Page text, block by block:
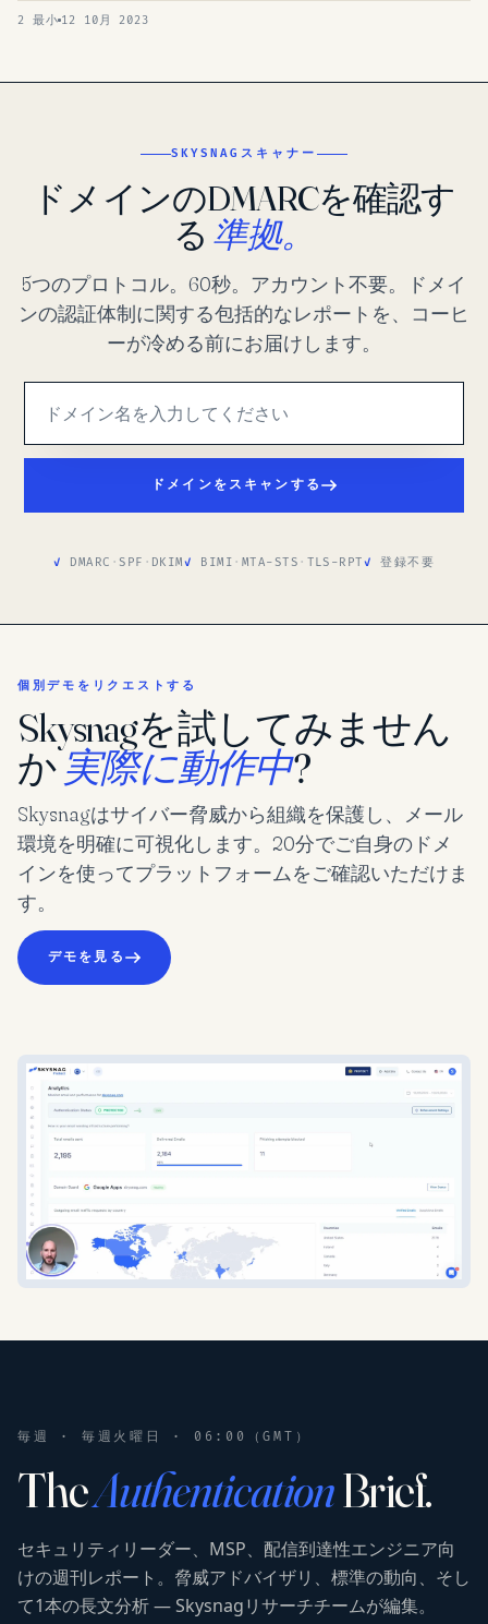
2 最小 12 10月 2023
SKYSNAGスキャナー
ドメインのDMARCを確認す
る 準拠。
5つのプロトコル。60秒。アカウント不要。ドメイ
ンの認証体制に関する包括的なレポートを、コーヒ
ーが冷める前にお届けします。
ドメインをスキャンする
DMARC · SPF · DKIM BIMI · MTA-STS · TLS-RPT 登録不要
個別デモをリクエストする
Skysnagを試してみません
か実際に動作中?
Skysnagはサイバー脅威から組織を保護し、メール
環境を明確に可視化します。20分でご自身のドメ
インを使ってプラットフォームをご確認いただけま
す。
デモを見る
毎週 · 毎週火曜日 · 06:00（GMT）
TheAuthenticationBrief.
セキュリティリーダー、MSP、配信到達性エンジニア向
けの週刊レポート。脅威アドバイザリ、標準の動向、そし
て1本の長文分析 — Skysnagリサーチチームが編集。